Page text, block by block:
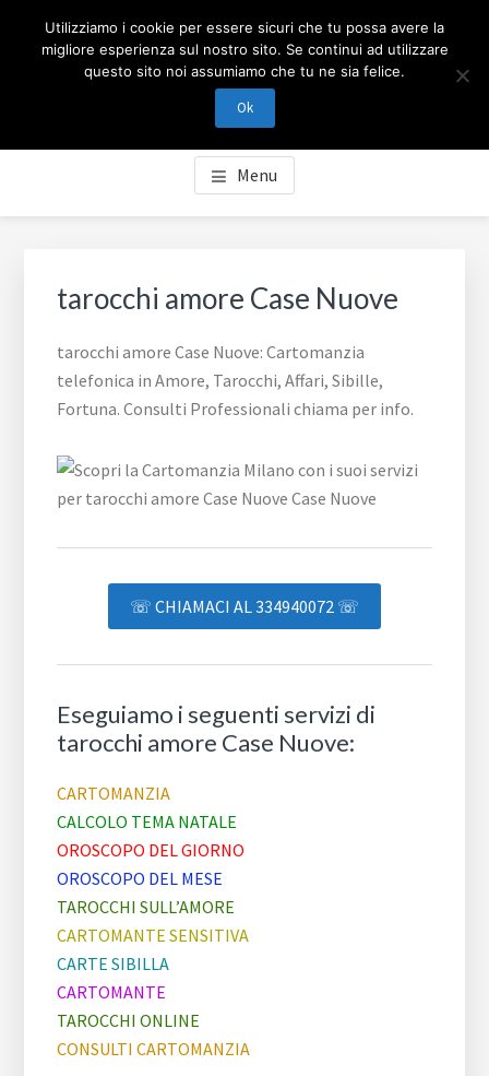
CARTOMANZIA MILANO
Cartomanzia Milano, cartomanzia telefonica in Amore,
Tarocchi, Affari, Sibille, Fortuna. Consulti Professionali
chiama per info.
Menu
tarocchi amore Case Nuove
tarocchi amore Case Nuove: Cartomanzia
telefonica in Amore, Tarocchi, Affari, Sibille,
Fortuna. Consulti Professionali chiama per info.
☏ CHIAMACI AL 334940072 ☏
Eseguiamo i seguenti servizi di
tarocchi amore Case Nuove:
CARTOMANZIA
CALCOLO TEMA NATALE
OROSCOPO DEL GIORNO
OROSCOPO DEL MESE
TAROCCHI SULL’AMORE
CARTOMANTE SENSITIVA
CARTE SIBILLA
CARTOMANTE
TAROCCHI ONLINE
CONSULTI CARTOMANZIA
Utilizziamo i cookie per essere sicuri che tu possa avere la
migliore esperienza sul nostro sito. Se continui ad utilizzare
questo sito noi assumiamo che tu ne sia felice.
Ok